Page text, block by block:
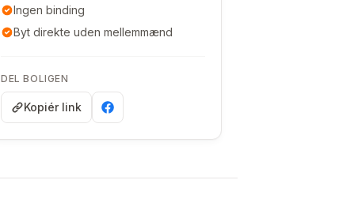
Ingen binding
Byt direkte uden mellemmænd
DEL BOLIGEN
Kopiér link